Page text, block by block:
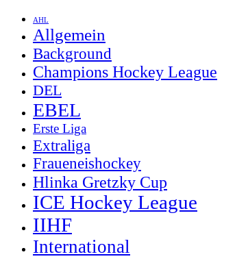
AHL
Allgemein
Background
Champions Hockey League
DEL
EBEL
Erste Liga
Extraliga
Fraueneishockey
Hlinka Gretzky Cup
ICE Hockey League
IIHF
International